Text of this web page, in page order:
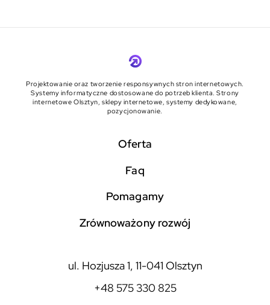
Projektowanie oraz tworzenie responsywnych stron internetowych.
Systemy informatyczne dostosowane do potrzeb klienta. Strony
internetowe Olsztyn, sklepy internetowe, systemy dedykowane,
pozycjonowanie.
Oferta
faq
pomagamy
zrównoważony rozwój
ul. Hozjusza 1, 11-041 Olsztyn
+48 575 330 825